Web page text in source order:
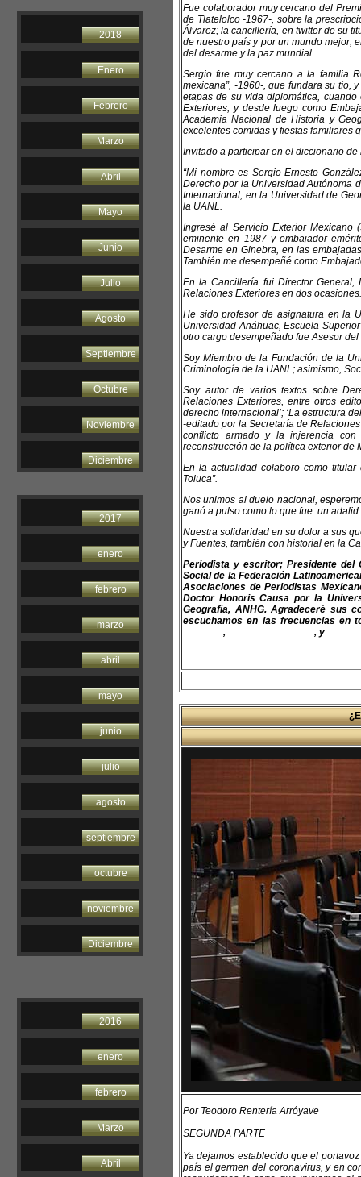
2018
Enero
Febrero
Marzo
Abril
Mayo
Junio
Julio
Agosto
Septiembre
Octubre
Noviembre
Diciembre
2017
enero
febrero
marzo
abril
mayo
junio
julio
agosto
septiembre
octubre
noviembre
Diciembre
2016
enero
febrero
Marzo
Abril
Fue colaborador muy cercano del
de Tlatelolco -1967-, sobre la
Álvarez; la cancillería, en twitter de su
de nuestro país y por un mundo mejor;
del desarme y la paz mundial
Sergio fue muy cercano a la familia
mexicana”, -1960-, que fundara su tío,
etapas de su vida diplomática,
Exteriores, y desde luego como
Academia Nacional de Historia y
excelentes comidas y fiestas
Invitado a participar en el diccionario
“Mi nombre es Sergio Ernesto
Derecho por la Universidad Autónoma
Internacional, en la Universidad de
la UANL.
Ingresé al Servicio Exterior
eminente en 1987 y embajador
Desarme en Ginebra, en las
También me desempeñé como
En la Cancillería fui Director General,
Relaciones Exteriores en dos ocasiones.
He sido profesor de asignatura en la
Universidad Anáhuac, Escuela
otro cargo desempeñado fue Asesor
Soy Miembro de la Fundación de la
Criminología de la UANL; asimismo,
Soy autor de varios textos sobre
Relaciones Exteriores, entre otros
derecho internacional’; ‘La estructura
-editado por la Secretaría de
conflicto armado y la injerencia con
reconstrucción de la política exterior de
En la actualidad colaboro como
Toluca”.
Nos unimos al duelo nacional,
ganó a pulso como lo que fue: un
Nuestra solidaridad en su dolor a sus
y Fuentes, también con historial en la
Periodista y escritor; Presidente del
Social de la Federación
Asociaciones de Periodistas
Doctor Honoris Causa por la
Geografía, ANHG. Agradeceré sus
escuchamos en las frecuencias en
, , y
Por Teodoro Rentería Arróyave
SEGUNDA PARTE
Ya dejamos establecido que el
país el germen del coronavirus, y en